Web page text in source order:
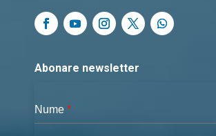
Abonare newsletter
Nume *